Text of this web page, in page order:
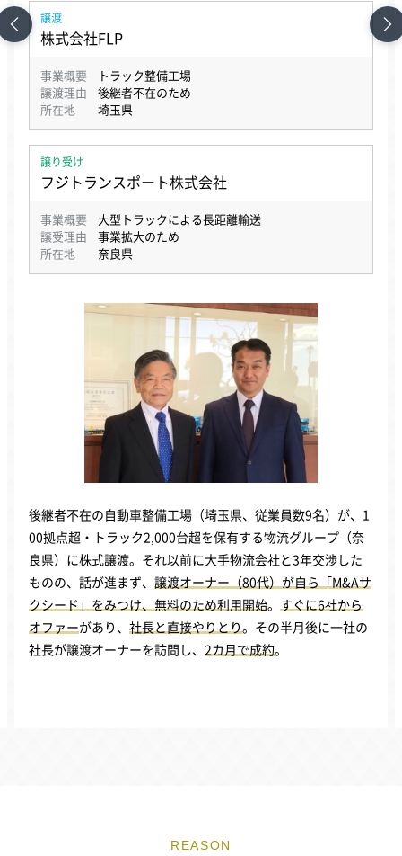
譲渡
株式会社FLP
事業概要
トラック整備工場
譲渡理由
後継者不在のため
所在地
埼玉県
譲り受け
フジトランスポート株式会社
事業概要
大型トラックによる長距離輸送
譲受理由
事業拡大のため
所在地
奈良県
後継者不在の自動車整備工場（埼玉県、従業員数9名）が、1
00拠点超・トラック2,000台超を保有する物流グループ（奈
良県）に株式譲渡。それ以前に大手物流会社と3年交渉した
ものの、話が進まず、 譲渡オーナー（80代）が自ら「M&Aサ
クシード」をみつけ、無料のため利用開始。 すぐに6社から
オファーがあり、 社長と直接やりとり 。その半月後に一社の
社長が譲渡オーナーを訪問し、 2カ月で成約。
REASON